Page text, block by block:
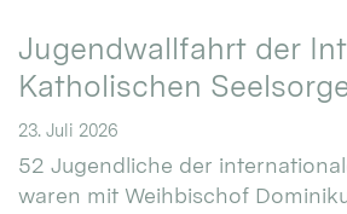
Jugendwallfahrt der
Katholischen
23. Juli 2026
52 Jugendliche der
waren mit Weihbischof